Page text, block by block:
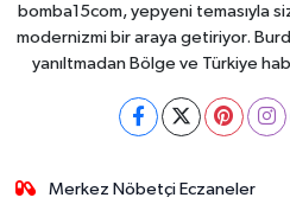
bomba15com, yepyeni temasıyla
modernizmi bir araya getiriyor.
yanıltmadan Bölge ve Türkiye
Merkez Nöbetçi Eczaneler